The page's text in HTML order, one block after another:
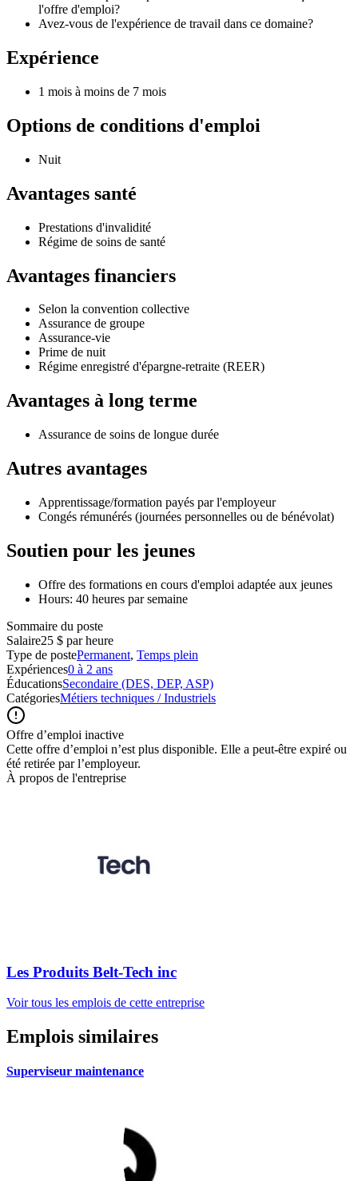
l'offre d'emploi?
Avez-vous de l'expérience de travail dans ce domaine?
Expérience
1 mois à moins de 7 mois
Options de conditions d'emploi
Nuit
Avantages santé
Prestations d'invalidité
Régime de soins de santé
Avantages financiers
Selon la convention collective
Assurance de groupe
Assurance-vie
Prime de nuit
Régime enregistré d'épargne-retraite (REER)
Avantages à long terme
Assurance de soins de longue durée
Autres avantages
Apprentissage/formation payés par l'employeur
Congés rémunérés (journées personnelles ou de bénévolat)
Soutien pour les jeunes
Offre des formations en cours d'emploi adaptée aux jeunes
Hours: 40 heures par semaine
Sommaire du poste
Salaire25 $ par heure
Type de postePermanent, Temps plein
Expériences0 à 2 ans
ÉducationsSecondaire (DES, DEP, ASP)
CatégoriesMétiers techniques / Industriels
Offre d’emploi inactive
Cette offre d’emploi n’est plus disponible. Elle a peut-être expiré ou
été retirée par l’employeur.
À propos de l'entreprise
Les Produits Belt-Tech inc
Voir tous les emplois de cette entreprise
Emplois similaires
Superviseur maintenance